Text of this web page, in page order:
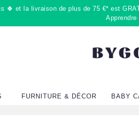
🍀 et la livraison de plus de 75 €* est
FURNITURE & DÉCOR BABY